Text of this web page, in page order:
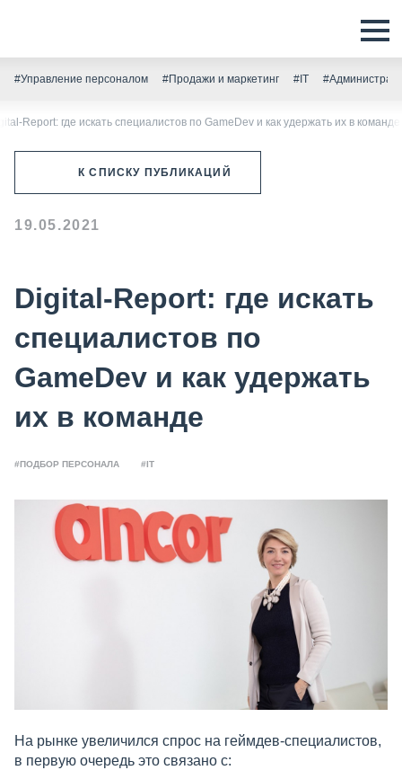
#Управление персоналом #Продажи и маркетинг #IT
Report: где искать специалистов по GameDev и как удержать их в команде
К СПИСКУ ПУБЛИКАЦИЙ
19.05.2021
Digital-Report: где искать
специалистов по
GameDev и как удержать
их в команде
#ПОДБОР ПЕРСОНАЛА #IT
На рынке увеличился спрос на геймдев-специалистов,
в первую очередь это связано с: